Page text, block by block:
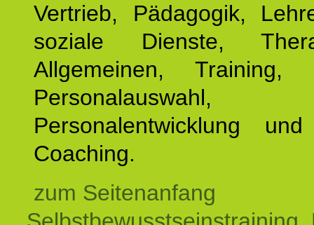
Vertrieb, Pädagogik,
soziale Dienste,
Allgemeinen, Training,
Personalauswahl,
Personalentwicklung
Coaching.
zum Seitenanfang